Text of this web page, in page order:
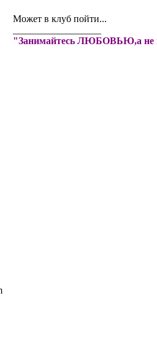
Может в клуб пойти...
"Занимайтесь ЛЮБОВЬЮ,а не